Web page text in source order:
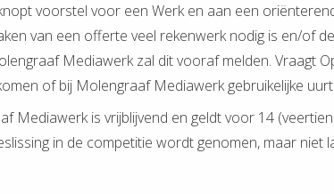
voorstel voor een Werk en aan een
van een offerte veel rekenwerk nodig is en/of
Mediawerk zal dit vooraf melden. Vraagt
of bij Molengraaf Mediawerk gebruikelijke
Mediawerk is vrijblijvend en geldt voor 14
in de competitie wordt genomen, maar niet